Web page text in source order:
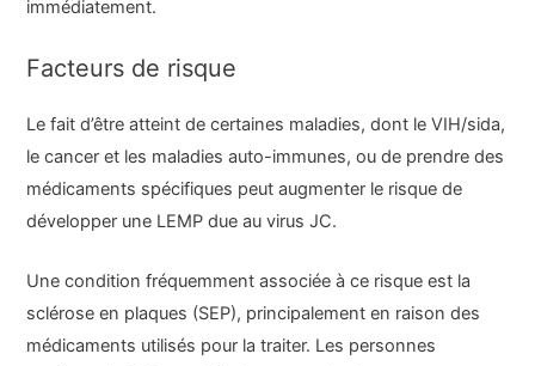
immédiatement.
Facteurs de risque
Le fait d’être atteint de certaines maladies, dont le VIH/sida,
le cancer et les maladies auto-immunes, ou de prendre des
médicaments spécifiques peut augmenter le risque de
développer une LEMP due au virus JC.
Une condition fréquemment associée à ce risque est la
sclérose en plaques (SEP), principalement en raison des
médicaments utilisés pour la traiter. Les personnes